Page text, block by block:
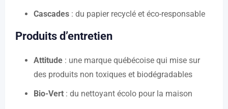
Cascades : du papier recyclé et éco-responsable
Produits d’entretien
Attitude : une marque québécoise qui mise sur
des produits non toxiques et biodégradables
Bio-Vert : du nettoyant écolo pour la maison